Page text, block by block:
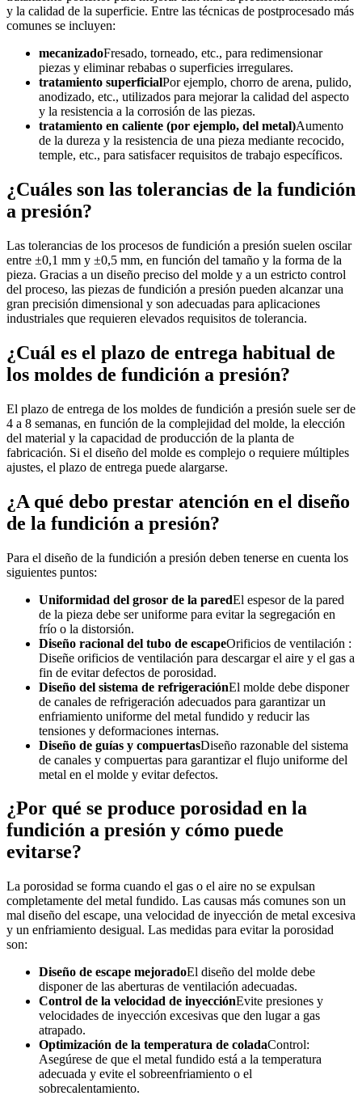
y la calidad de la superficie. Entre las técnicas de postprocesado más
comunes se incluyen:
mecanizadoFresado, torneado, etc., para redimensionar
piezas y eliminar rebabas o superficies irregulares.
tratamiento superficialPor ejemplo, chorro de arena, pulido,
anodizado, etc., utilizados para mejorar la calidad del aspecto
y la resistencia a la corrosión de las piezas.
tratamiento en caliente (por ejemplo, del metal)Aumento
de la dureza y la resistencia de una pieza mediante recocido,
temple, etc., para satisfacer requisitos de trabajo específicos.
¿Cuáles son las tolerancias de la fundición
a presión?
Las tolerancias de los procesos de fundición a presión suelen oscilar
entre ±0,1 mm y ±0,5 mm, en función del tamaño y la forma de la
pieza. Gracias a un diseño preciso del molde y a un estricto control
del proceso, las piezas de fundición a presión pueden alcanzar una
gran precisión dimensional y son adecuadas para aplicaciones
industriales que requieren elevados requisitos de tolerancia.
¿Cuál es el plazo de entrega habitual de
los moldes de fundición a presión?
El plazo de entrega de los moldes de fundición a presión suele ser de
4 a 8 semanas, en función de la complejidad del molde, la elección
del material y la capacidad de producción de la planta de
fabricación. Si el diseño del molde es complejo o requiere múltiples
ajustes, el plazo de entrega puede alargarse.
¿A qué debo prestar atención en el diseño
de la fundición a presión?
Para el diseño de la fundición a presión deben tenerse en cuenta los
siguientes puntos:
Uniformidad del grosor de la paredEl espesor de la pared
de la pieza debe ser uniforme para evitar la segregación en
frío o la distorsión.
Diseño racional del tubo de escapeOrificios de ventilación :
Diseñe orificios de ventilación para descargar el aire y el gas a
fin de evitar defectos de porosidad.
Diseño del sistema de refrigeraciónEl molde debe disponer
de canales de refrigeración adecuados para garantizar un
enfriamiento uniforme del metal fundido y reducir las
tensiones y deformaciones internas.
Diseño de guías y compuertasDiseño razonable del sistema
de canales y compuertas para garantizar el flujo uniforme del
metal en el molde y evitar defectos.
¿Por qué se produce porosidad en la
fundición a presión y cómo puede
evitarse?
La porosidad se forma cuando el gas o el aire no se expulsan
completamente del metal fundido. Las causas más comunes son un
mal diseño del escape, una velocidad de inyección de metal excesiva
y un enfriamiento desigual. Las medidas para evitar la porosidad
son:
Diseño de escape mejoradoEl diseño del molde debe
disponer de las aberturas de ventilación adecuadas.
Control de la velocidad de inyecciónEvite presiones y
velocidades de inyección excesivas que den lugar a gas
atrapado.
Optimización de la temperatura de coladaControl:
Asegúrese de que el metal fundido está a la temperatura
adecuada y evite el sobreenfriamiento o el
sobrecalentamiento.